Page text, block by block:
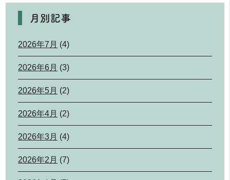
月別記事
2026年7月 (4)
2026年6月 (3)
2026年5月 (2)
2026年4月 (2)
2026年3月 (4)
2026年2月 (7)